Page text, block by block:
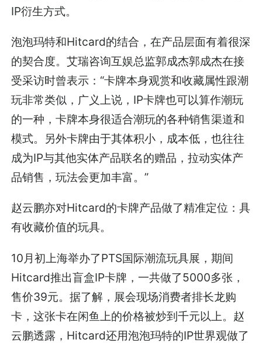
IP衍生方式。
泡泡玛特和Hitcard的结合，在产品层面有着很深
的契合度。艾瑞咨询互娱总监郭成杰郭成杰在接
受采访时曾表示：“卡牌本身观赏和收藏属性跟潮
玩非常类似，广义上说，IP卡牌也可以算作潮玩
的一种，卡牌本身很适合潮玩的各种销售渠道和
模式。另外卡牌由于其体积小，成本低，也往往
成为IP与其他实体产品联名的赠品，拉动实体产
品销售，玩法会更加丰富。”
赵云鹏亦对Hitcard的卡牌产品做了精准定位：具
有收藏价值的玩具。
10月初上海举办了PTS国际潮流玩具展，期间
Hitcard推出盲盒IP卡牌，一共做了5000多张，
售价39元。据了解，展会现场消费者排长龙购
卡，这张卡在闲鱼上的价格被炒到千元以上。赵
云鹏透露，Hitcard还用泡泡玛特的IP世界观做了